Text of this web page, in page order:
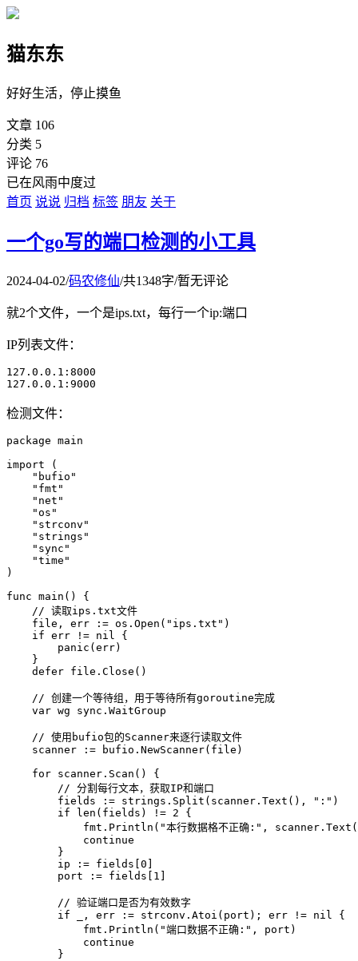
猫东东
好好生活，停止摸鱼
文章 106
分类 5
评论 76
已在风雨中度过
首页 说说 归档 标签 朋友 关于
一个go写的端口检测的小工具
2024-04-02/码农修仙/共1348字/暂无评论
就2个文件，一个是ips.txt，每行一个ip:端口
IP列表文件：
127.0.0.1:8000
127.0.0.1:9000
检测文件：
package main
import (
    "bufio"
    "fmt"
    "net"
    "os"
    "strconv"
    "strings"
    "sync"
    "time"
)
func main() {
    // 读取ips.txt文件
    file, err := os.Open("ips.txt")
    if err != nil {
        panic(err)
    }
    defer file.Close()
    // 创建一个等待组，用于等待所有goroutine完成
    var wg sync.WaitGroup
    // 使用bufio包的Scanner来逐行读取文件
    scanner := bufio.NewScanner(file)
    for scanner.Scan() {
        // 分割每行文本，获取IP和端口
        fields := strings.Split(scanner.Text(), ":")
        if len(fields) != 2 {
fmt.Println("本行数据格不正确:",
            continue
        }
        ip := fields[0]
        port := fields[1]
        // 验证端口是否为有效数字
        if _, err := strconv.Atoi(port); err != nil {
            fmt.Println("端口数据不正确:", port)
            continue
        }